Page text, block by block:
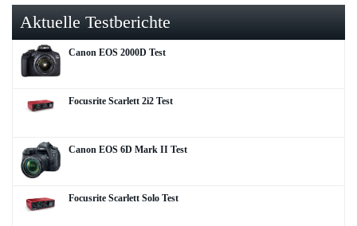
Aktuelle Testberichte
Canon EOS 2000D Test
Focusrite Scarlett 2i2 Test
Canon EOS 6D Mark II Test
Focusrite Scarlett Solo Test